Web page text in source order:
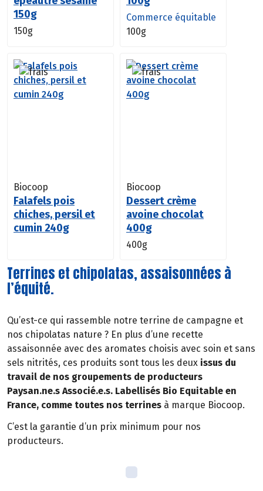
150g
150g
Commerce équitable
100g
Biocoop
Falafels pois
chiches, persil et
cumin 240g
Biocoop
Dessert crème
avoine chocolat
400g
400g
Terrines et chipolatas, assaisonnées à
l’équité.
Qu’est-ce qui rassemble notre terrine de campagne et
nos chipolatas nature ? En plus d’une recette
assaisonnée avec des aromates choisis avec soin et sans
sels nitrités, ces produits sont tous les deux issus du
travail de nos groupements de producteurs
Paysan.ne.s Associé.e.s. Labellisés Bio Equitable en
France, comme toutes nos terrines à marque Biocoop.
C’est la garantie d’un prix minimum pour nos
producteurs.